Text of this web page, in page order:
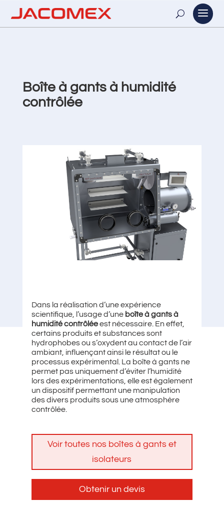
Boîte à gants à humidité
contrôlée
Dans la réalisation d’une expérience
scientifique, l’usage d’une boîte à gants à
humidité contrôléeest nécessaire. En effet,
certains produits et substances sont
hydrophobes ou s’oxydent au contact de l’air
ambiant, influençant ainsi le résultat ou le
processus expérimental. La boîte à gants ne
permet pas uniquement d’éviter l’humidité
lors des expérimentations, elle est également
un dispositif permettant une manipulation
des divers produits sous une atmosphère
contrôlée.
Voir toutes nos boîtes à gants et
isolateurs
Obtenir un devis